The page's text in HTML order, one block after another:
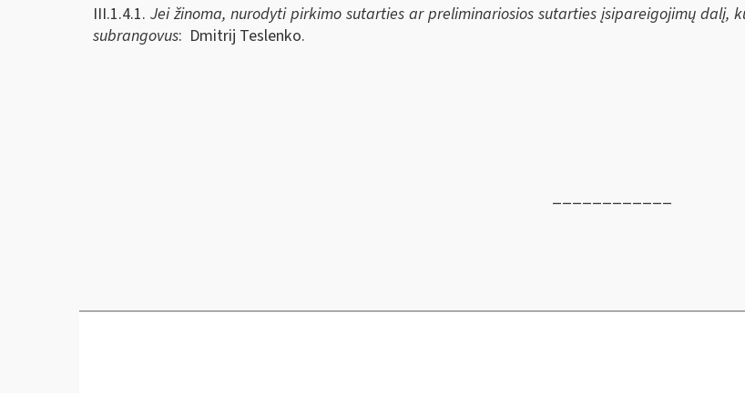
III.1.4.1. Jei žinoma, nurodyti pirkimo sutarties ar preliminariosios sutarties įsipareigojimų dalį,
subrangovus: Dmitrij Teslenko.
____________